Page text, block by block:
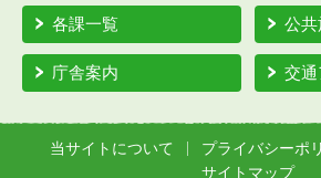
各課一覧 公共
庁舎案内 交通
当サイトについて プライバシーポ
サイトマップ